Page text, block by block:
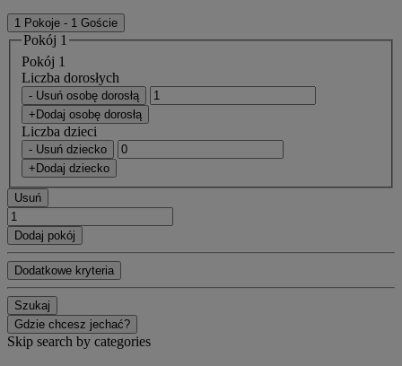
1 Pokoje - 1 Goście
Pokój 1
Pokój 1
Liczba dorosłych
- Usuń osobę dorosłą
+Dodaj osobę dorosłą
Liczba dzieci
- Usuń dziecko
+Dodaj dziecko
Usuń
Dodaj pokój
Dodatkowe kryteria
Szukaj
Gdzie chcesz jechać?
Skip search by categories